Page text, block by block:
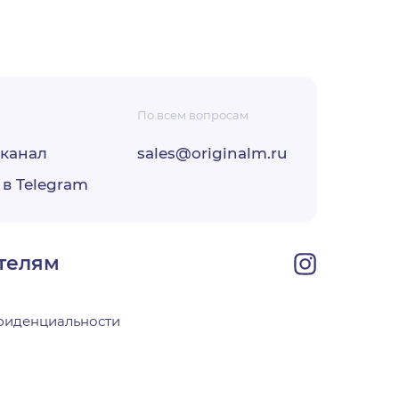
«О
Telegram
По всем вопросам
sales@originalm.ru